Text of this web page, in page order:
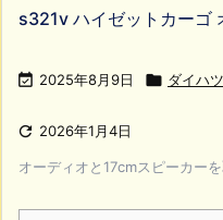
s321v ハイゼットカーゴ
 2025年8月9日  ダイハ
 2026年1月4日
オーディオと17cmスピーカー